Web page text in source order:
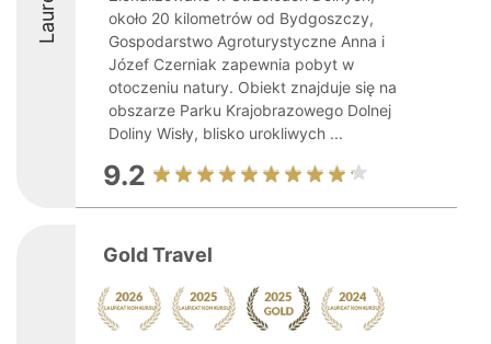
około 20 kilometrów od Bydgoszczy,
Gospodarstwo Agroturystyczne Anna i
Józef Czerniak zapewnia pobyt w
otoczeniu natury. Obiekt znajduje się na
obszarze Parku Krajobrazowego Dolnej
Doliny Wisły, blisko urokliwych ...
9.2
Gold Travel